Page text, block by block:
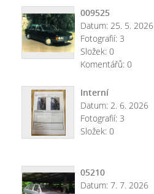
009525
Datum: 25. 5. 2026
Fotografií: 3
Složek: 0
Komentářů: 0
Interní
Datum: 2. 6. 2026
Fotografií: 3
Složek: 0
05210
Datum: 7. 7. 2026